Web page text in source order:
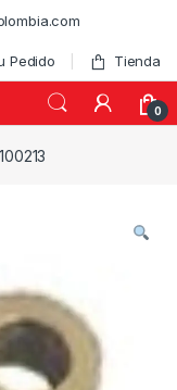
Pedido Tienda
0